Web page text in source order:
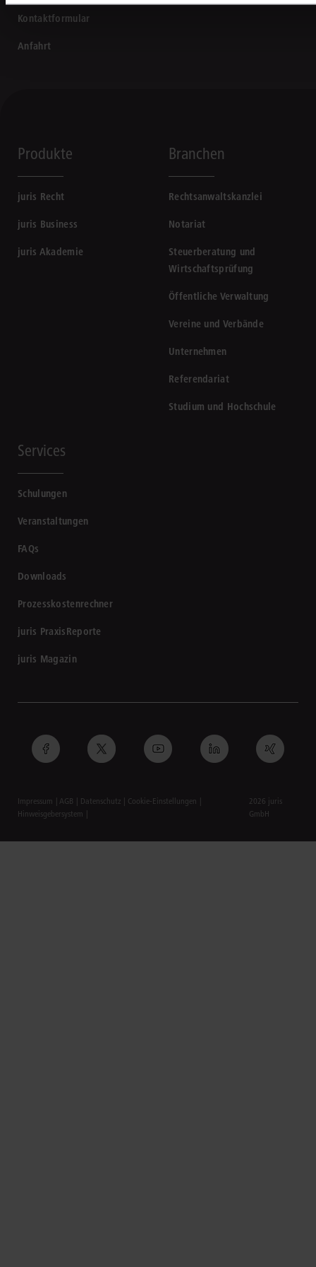
Kontaktformular
Anfahrt
Produkte
juris Recht
juris Business
juris Akademie
Branchen
Rechtsanwaltskanzlei
Notariat
Steuerberatung und
Wirtschaftsprüfung
Öffentliche Verwaltung
Vereine und Verbände
Unternehmen
Referendariat
Studium und Hochschule
Services
Schulungen
Veranstaltungen
FAQs
Downloads
Prozesskostenrechner
juris PraxisReporte
juris Magazin
Impressum AGB Datenschutz
Cookie-Einstellungen
Hinweisgebersystem
2026 juris
GmbH